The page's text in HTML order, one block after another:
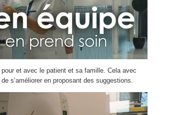
et avec le patient et sa famille. Cela avec
s’améliorer en proposant des suggestions.